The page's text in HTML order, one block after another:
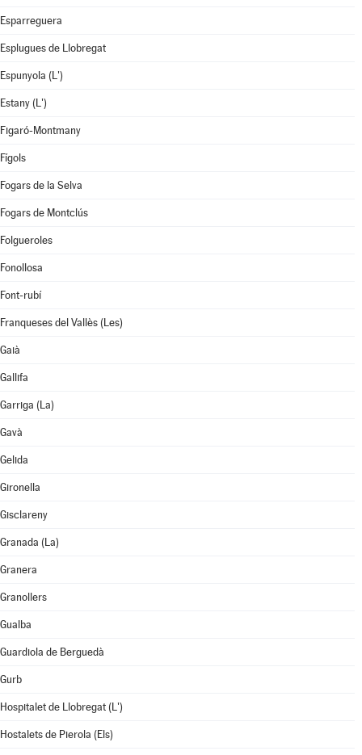
Esparreguera
Esplugues de Llobregat
Espunyola (L')
Estany (L')
Figaró-Montmany
Fígols
Fogars de la Selva
Fogars de Montclús
Folgueroles
Fonollosa
Font-rubí
Franqueses del Vallès (Les)
Gaià
Gallifa
Garriga (La)
Gavà
Gelida
Gironella
Gisclareny
Granada (La)
Granera
Granollers
Gualba
Guardiola de Berguedà
Gurb
Hospitalet de Llobregat (L')
Hostalets de Pierola (Els)